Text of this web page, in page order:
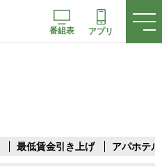
番組表 アプリ
最低賃金引き上げ アパホテル